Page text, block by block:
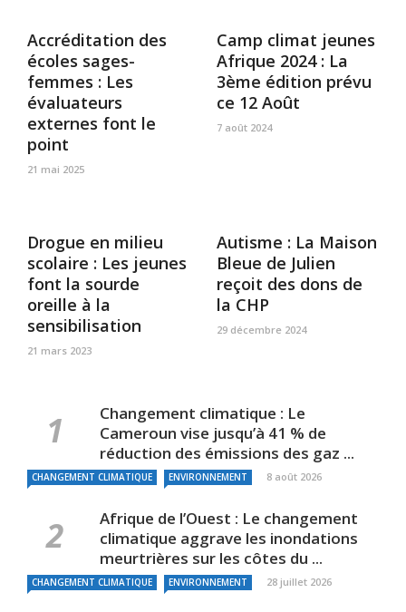
Accréditation des
écoles sages-
femmes : Les
évaluateurs
externes font le
point
21 mai 2025
Camp climat jeunes
Afrique 2024 : La
3ème édition prévu
ce 12 Août
7 août 2024
Drogue en milieu
scolaire : Les jeunes
font la sourde
oreille à la
sensibilisation
21 mars 2023
Autisme : La Maison
Bleue de Julien
reçoit des dons de
la CHP
29 décembre 2024
Changement climatique : Le
Cameroun vise jusqu’à 41 % de
réduction des émissions des gaz ...
CHANGEMENT CLIMATIQUE ENVIRONNEMENT 8 août 2026
Afrique de l’Ouest : Le changement
climatique aggrave les inondations
meurtrières sur les côtes du ...
CHANGEMENT CLIMATIQUE ENVIRONNEMENT 28 juillet 2026